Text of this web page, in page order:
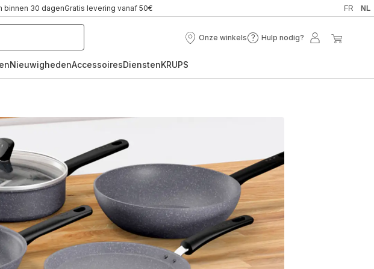
binnen 30 dagenGratis levering vanaf 50€ FR NL
Onze winkels
Onze
Hulp nodig?
Hulp
Mijn
NieuwighedenAccessoiresDienstenKRUPS